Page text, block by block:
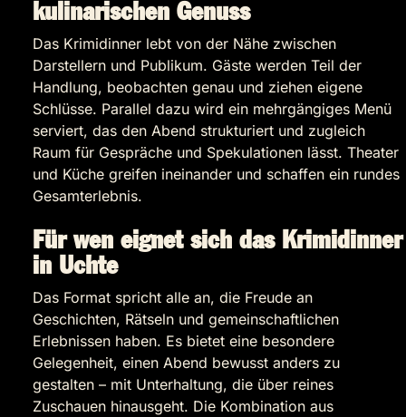
kulinarischen Genuss
Das Krimidinner lebt von der Nähe zwischen
Darstellern und Publikum. Gäste werden Teil der
Handlung, beobachten genau und ziehen eigene
Schlüsse. Parallel dazu wird ein mehrgängiges Menü
serviert, das den Abend strukturiert und zugleich
Raum für Gespräche und Spekulationen lässt. Theater
und Küche greifen ineinander und schaffen ein rundes
Gesamterlebnis.
Für wen eignet sich das Krimidinner
in Uchte
Das Format spricht alle an, die Freude an
Geschichten, Rätseln und gemeinschaftlichen
Erlebnissen haben. Es bietet eine besondere
Gelegenheit, einen Abend bewusst anders zu
gestalten – mit Unterhaltung, die über reines
Zuschauen hinausgeht. Die Kombination aus